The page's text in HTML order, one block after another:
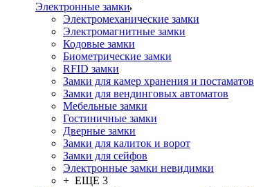
Электронные замки
Электромеханические замки
Электромагнитные замки
Кодовые замки
Биометрические замки
RFID замки
Замки для камер хранения и постаматов
Замки для вендинговых автоматов
Мебельные замки
Гостиничные замки
Дверные замки
Замки для калиток и ворот
Замки для сейфов
Электронные замки невидимки
+ ЕЩЕ 3